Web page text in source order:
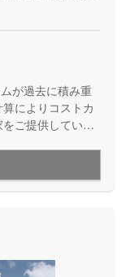
が過去に積み重
によりコストカ
ご提供していま